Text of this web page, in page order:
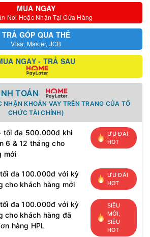
MUA NGAY
Nơi Hoặc Nhận Tại Cửa Hàng
TRẢ GÓP QUA THẺ
Visa, Master, JCB
NGAY - TRẢ SAU
TOÁN
NHẬN KHOẢN VAY TRÊN TRANG CỦA TỔ
CHỨC TÀI CHÍNH)
tối đa 500.000đ khi
6 & 12 tháng cho
mới
ƯU ĐÃI
HOT
tối đa 100.000đ với kỳ
cho khách hàng mới
ƯU ĐÃI
HOT
tối đa 100.000đ với kỳ
cho khách hàng đã
hàng HPL
SIÊU
MỚI,
SIÊU
HOT